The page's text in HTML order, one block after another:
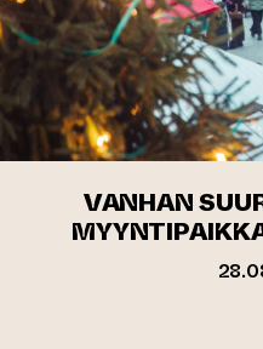
VANHAN